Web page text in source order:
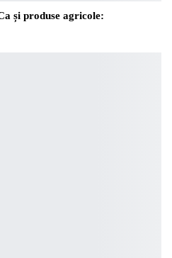
și produse agricole: